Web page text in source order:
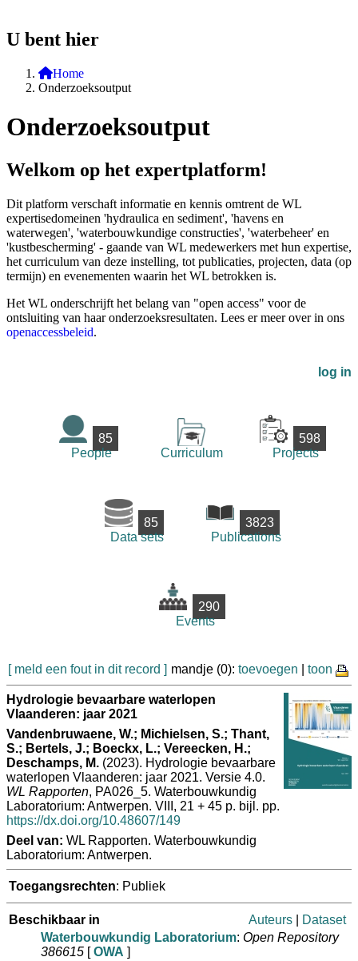
U bent hier
Home
Onderzoeksoutput
Onderzoeksoutput
Welkom op het expertplatform!
Dit platform verschaft informatie en kennis omtrent de WL
expertisedomeinen 'hydraulica en sediment', 'havens en
waterwegen', 'waterbouwkundige constructies', 'waterbeheer' en
'kustbescherming' - gaande van WL medewerkers met hun expertise,
het curriculum van deze instelling, tot publicaties, projecten, data (op
termijn) en evenementen waarin het WL betrokken is.
Het WL onderschrijft het belang van "open access" voor de
ontsluiting van haar onderzoeksresultaten. Lees er meer over in ons
openaccessbeleid.
log in
85
People
Curriculum
598
Projects
85
Data sets
3823
Publications
290
Events
[ meld een fout in dit record ] mandje (0): toevoegen toon
Hydrologie bevaarbare waterlopen
Vlaanderen: jaar 2021
Vandenbruwaene, W.; Michielsen, S.; Thant,
S.; Bertels, J.; Boeckx, L.; Vereecken, H.;
Deschamps, M. (2023). Hydrologie bevaarbare
waterlopen Vlaanderen: jaar 2021. Versie 4.0.
WL Rapporten, PA026_5. Waterbouwkundig
Laboratorium: Antwerpen. VIII, 21 + 45 p. bijl. pp.
https://dx.doi.org/10.48607/149
Deel van: WL Rapporten. Waterbouwkundig
Laboratorium: Antwerpen.
Toegangsrechten: Publiek
Beschikbaar in Auteurs
Dataset
Waterbouwkundig Laboratorium: Open Repository
386615 [OWA ]